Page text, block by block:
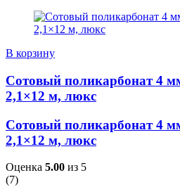
В корзину
Сотовый поликарбонат 4
2,1×12 м, люкс
Сотовый поликарбонат 4
2,1×12 м, люкс
Оценка 5.00 из 5
(7)